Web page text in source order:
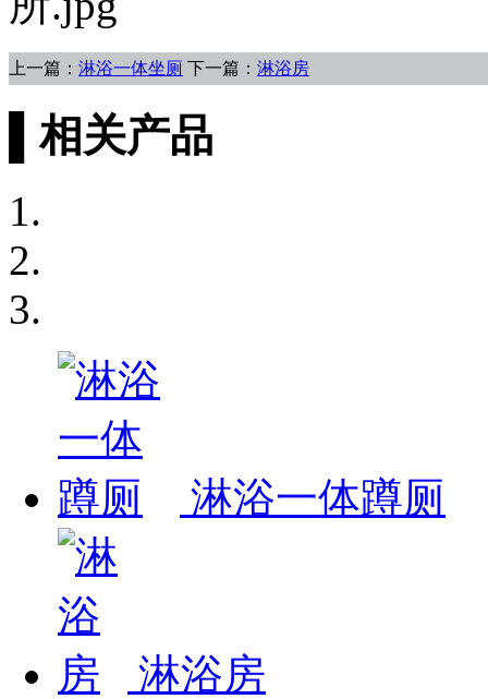
上一篇： 淋浴一体坐厕 下一篇： 淋浴房
▌相关产品
淋浴一体蹲厕
淋浴房